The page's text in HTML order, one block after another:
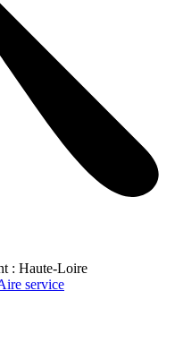
: Haute-Loire